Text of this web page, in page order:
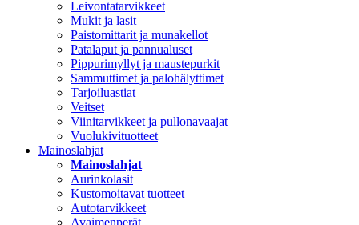
Leivontatarvikkeet
Mukit ja lasit
Paistomittarit ja munakellot
Patalaput ja pannualuset
Pippurimyllyt ja maustepurkit
Sammuttimet ja palohälyttimet
Tarjoiluastiat
Veitset
Viinitarvikkeet ja pullonavaajat
Vuolukivituotteet
Mainoslahjat
Mainoslahjat
Aurinkolasit
Kustomoitavat tuotteet
Autotarvikkeet
Avaimenperät